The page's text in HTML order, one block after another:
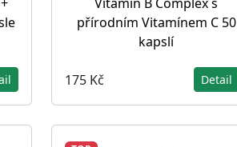
přírodním Vitamínem C 50
kapslí
175 Kč Detail